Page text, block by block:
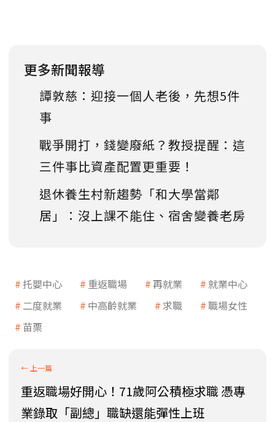
更多新聞報導
譚敦慈：迎接一個人老後，先想5件
事
戰爭開打，錢變廢紙？教授提醒：這
三件事比資產配置更重要！
退休養生村新趨勢「和大學當鄰
居」：沒上課不能住、宿舍變養老房
托嬰中心 重返職場 再就業
就業中心
二度就業
中高齡就業 求職
職場女性
苗栗
重返職場好開心！71歲阿公積極求職 憑專
業錄取「副總」職缺還能彈性上班